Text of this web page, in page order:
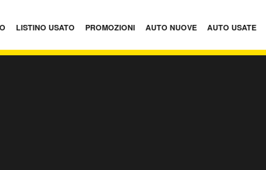
LISTINO USATO PROMOZIONI AUTO NUOVE AUTO USATE